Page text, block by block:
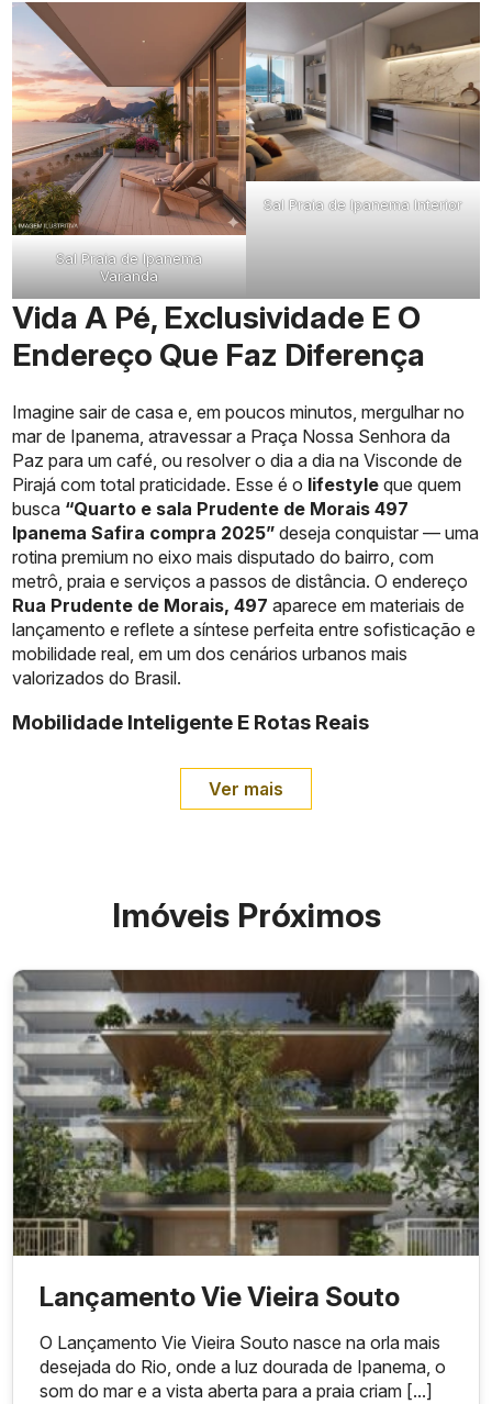
Sal Praia de Ipanema
Varanda
Sal Praia de Ipanema Interior
Vida A Pé, Exclusividade E O
Endereço Que Faz Diferença
Imagine sair de casa e, em poucos minutos, mergulhar no
mar de Ipanema, atravessar a Praça Nossa Senhora da
Paz para um café, ou resolver o dia a dia na Visconde de
Pirajá com total praticidade. Esse é o lifestyle que quem
busca “Quarto e sala Prudente de Morais 497
Ipanema Safira compra 2025” deseja conquistar — uma
rotina premium no eixo mais disputado do bairro, com
metrô, praia e serviços a passos de distância. O endereço
Rua Prudente de Morais, 497 aparece em materiais de
lançamento e reflete a síntese perfeita entre sofisticação e
mobilidade real, em um dos cenários urbanos mais
valorizados do Brasil.
Mobilidade Inteligente E Rotas Reais
Ver mais
Imóveis Próximos
Lançamento Vie Vieira Souto
O Lançamento Vie Vieira Souto nasce na orla mais
desejada do Rio, onde a luz dourada de Ipanema, o
som do mar e a vista aberta para a praia criam [...]